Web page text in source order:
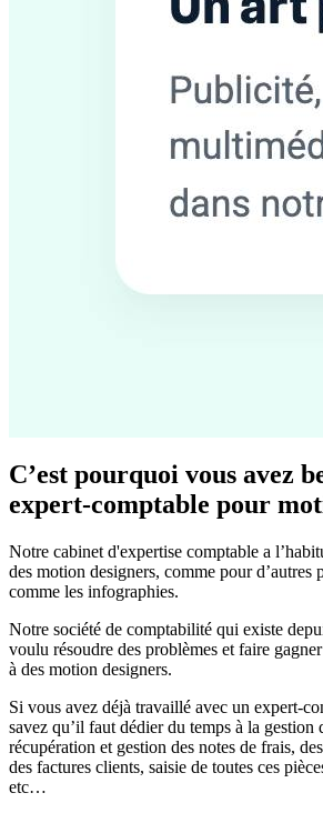
C’est pourquoi vous avez
expert-comptable pour
Notre cabinet d'expertise comptable a
des motion designers, comme pour d’autres
comme les infographies.
Notre société de comptabilité qui existe
voulu résoudre des problèmes et faire
à des motion designers.
Si vous avez déjà travaillé avec un expert-
savez qu’il faut dédier du temps à la gestion
récupération et gestion des notes de frais,
des factures clients, saisie de toutes ces
etc…